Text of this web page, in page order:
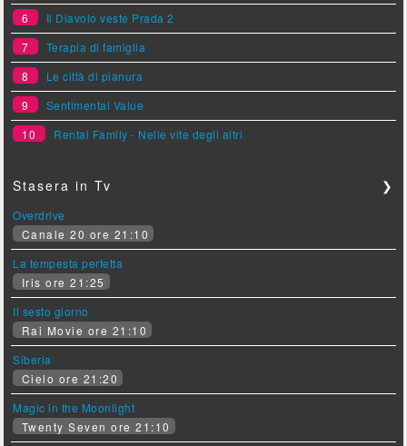
6
Il Diavolo veste Prada 2
7
Terapia di famiglia
8
Le città di pianura
9
Sentimental Value
10
Rental Family - Nelle vite degli altri
Stasera in Tv ❯
Overdrive
Canale 20 ore 21:10
La tempesta perfetta
Iris ore 21:25
Il sesto giorno
Rai Movie ore 21:10
Siberia
Cielo ore 21:20
Magic in the Moonlight
Twenty Seven ore 21:10